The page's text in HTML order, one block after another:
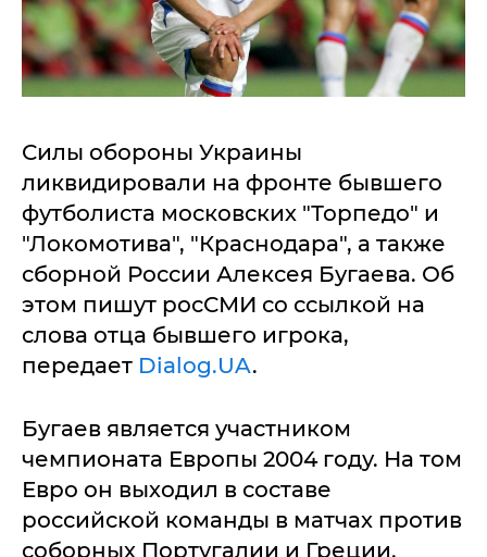
Силы обороны Украины
ликвидировали на фронте бывшего
футболиста московских "Торпедо" и
"Локомотива", "Краснодара", а также
сборной России Алексея Бугаева. Об
этом пишут росСМИ со ссылкой на
слова отца бывшего игрока,
передает Dialog.UA.
Бугаев является участником
чемпионата Европы 2004 году. На том
Евро он выходил в составе
российской команды в матчах против
соборных Португалии и Греции.